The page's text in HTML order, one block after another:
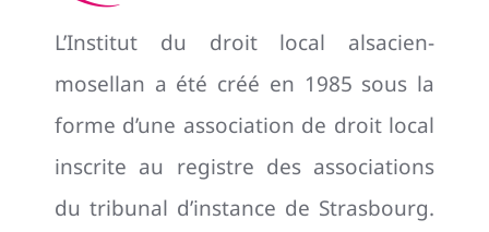
L’Institut du droit local alsacien-
mosellan a été créé en 1985 sous la
forme d’une association de droit local
inscrite au registre des associations
du tribunal d’instance de Strasbourg.